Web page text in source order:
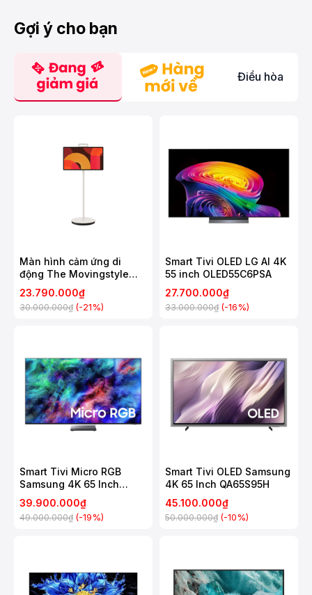
Gợi ý cho bạn
Điều hòa
Màn hình cảm ứng di
động The Movingstyle
Samsung 27 Inch
UA27LSM7FAXXXV
23.790.000₫
30.000.000₫ (-21%)
Smart Tivi OLED LG AI 4K
55 inch OLED55C6PSA
27.700.000₫
33.000.000₫ (-16%)
Smart Tivi Micro RGB
Samsung 4K 65 Inch
MRA65R95H
39.900.000₫
49.000.000₫ (-19%)
Smart Tivi OLED Samsung
4K 65 Inch QA65S95H
45.100.000₫
50.000.000₫ (-10%)